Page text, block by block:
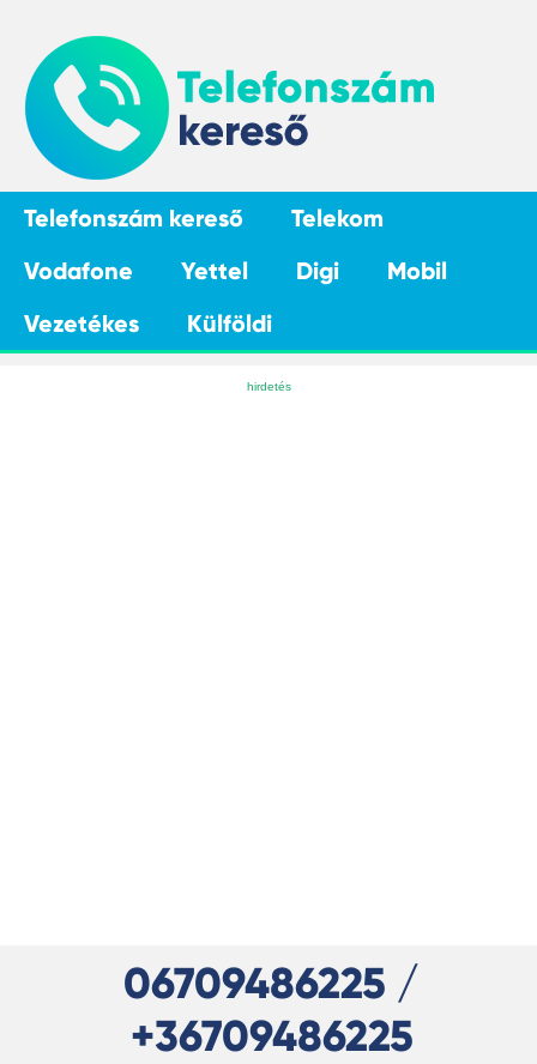
Telefonszám kereső
Telekom
Vodafone
Yettel Digi
Mobil
Vezetékes
Külföldi
06709486225 /
+36709486225